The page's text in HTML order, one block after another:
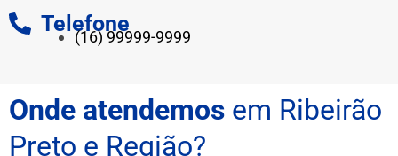
Telefone
(16) 99999-9999
Onde atendemos em Ribeirão
Preto e Região?